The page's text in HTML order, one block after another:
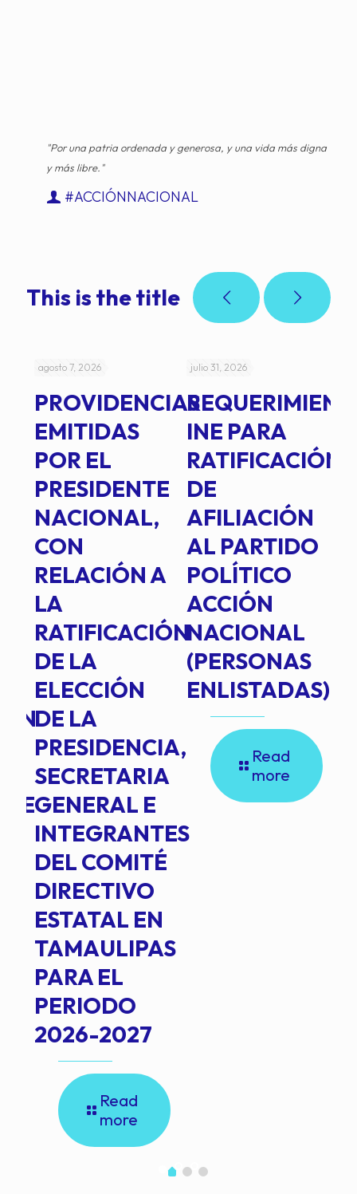
"Por una patria ordenada y generosa, y una vida más digna
y más libre."
#ACCIÓNNACIONAL
This is the title
agosto 7, 2026
PROVIDENCIAS
EMITIDAS
POR EL
PRESIDENTE
NACIONAL,
CON
RELACIÓN A
LA
RATIFICACIÓN
DE LA
ELECCIÓN
DE LA
PRESIDENCIA,
SECRETARIA
GENERAL E
INTEGRANTES
DEL COMITÉ
DIRECTIVO
ESTATAL EN
TAMAULIPAS
PARA EL
PERIODO
2026-2027
Read
more
julio 31, 2026
INE PARA
RATIFICACIÓN
DE
AFILIACIÓN
AL PARTIDO
POLÍTICO
ACCIÓN
NACIONAL
(PERSONAS
ENLISTADAS)
Read
more